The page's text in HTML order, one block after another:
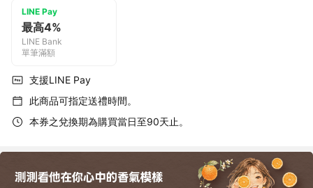
LINE Pay
最高4%
LINE Bank
單筆滿額
支援LINE Pay
此商品可指定送禮時間。
本券之兌換期為購買當日至90天止。